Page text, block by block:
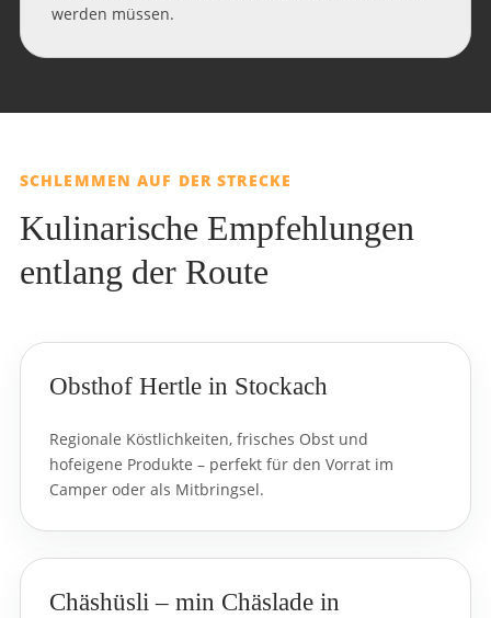
werden müssen.
SCHLEMMEN AUF DER STRECKE
Kulinarische Empfehlungen
entlang der Route
Obsthof Hertle in Stockach
Regionale Köstlichkeiten, frisches Obst und
hofeigene Produkte – perfekt für den Vorrat im
Camper oder als Mitbringsel.
Chäshüsli – min Chäslade in